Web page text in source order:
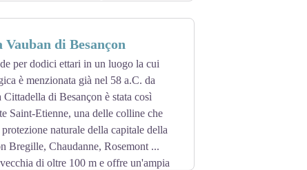
cui sede provinciale era allora a
accoglie i pellegrini di passaggio su
di Besançon
per dodici ettari in un luogo la cui
è menzionata già nel 58 a.C. da
di Besançon è stata così
Saint-Etienne, una delle colline che
naturale della capitale della
Bregille, Chaudanne, Rosemont ...
di oltre 100 m e offre un'ampia